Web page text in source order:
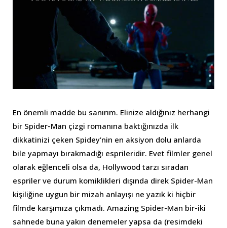
En önemli madde bu sanırım. Elinize aldığınız herhangi
bir Spider-Man çizgi romanına baktığınızda ilk
dikkatinizi çeken Spidey’nin en aksiyon dolu anlarda
bile yapmayı bırakmadığı esprileridir. Evet filmler genel
olarak eğlenceli olsa da, Hollywood tarzı sıradan
espriler ve durum komiklikleri dışında direk Spider-Man
kişiliğine uygun bir mizah anlayışı ne yazık ki hiçbir
filmde karşımıza çıkmadı. Amazing Spider-Man bir-iki
sahnede buna yakın denemeler yapsa da (resimdeki